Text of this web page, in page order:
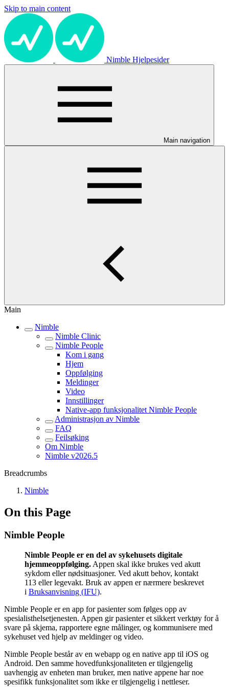
Skip to main content
Nimble Hjelpesider
Main navigation
Main
Nimble
Nimble Clinic
Nimble People
Kom i gang
Hjem
Oppfølging
Meldinger
Video
Innstillinger
Native-app funksjonalitet Nimble People
Administrasjon av Nimble
FAQ
Feilsøking
Om Nimble
Nimble v2026.5
Breadcrumbs
Nimble
On this Page
Nimble People
Nimble People er en del av sykehusets digitale
hjemmeoppfølging. Appen skal ikke brukes ved akutt
sykdom eller nødsituasjoner. Ved akutt behov, kontakt
113 eller legevakt. Bruk av appen er nærmere beskrevet
i Bruksanvisning (IFU).
Nimble People er en app for pasienter som følges opp av
spesialisthelsetjenesten. Appen gir pasienter et sikkert verktøy for å
svare på skjema, rapportere egne målinger, og kommunisere med
sykehuset ved hjelp av meldinger og video.
Nimble People består av en webapp og en native app til iOS og
Android. Den samme hovedfunksjonaliteten er tilgjengelig
uavhengig av enheten man bruker, men native appene har noe
spesifikk funksjonalitet som ikke er tilgjengelig i nettleser.